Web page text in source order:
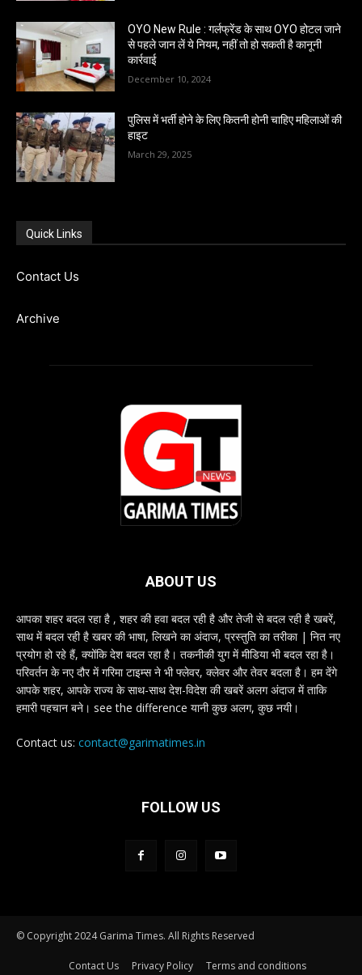
OYO New Rule : गर्लफ्रेंड के साथ OYO होटल जाने
से पहले जान लें ये नियम, नहीं तो हो सकती है कानूनी
कार्रवाई
December 10, 2024
पुलिस में भर्ती होने के लिए कितनी होनी चाहिए महिलाओं की
हाइट
March 29, 2025
Quick Links
Contact Us
Archive
ABOUT US
आपका शहर बदल रहा है , शहर की हवा बदल रही है और तेजी से बदल रही है खबरें,
साथ में बदल रही है खबर की भाषा, लिखने का अंदाज, प्रस्तुति का तरीका | नित नए
प्रयोग हो रहे हैं, क्योंकि देश बदल रहा है। तकनीकी युग में मीडिया भी बदल रहा है।
परिवर्तन के नए दौर में गरिमा टाइम्स ने भी फ्लेवर, क्लेवर और तेवर बदला है। हम देंगे
आपके शहर, आपके राज्य के साथ-साथ देश-विदेश की खबरें अलग अंदाज में ताकि
हमारी पहचान बने। see the difference यानी कुछ अलग, कुछ नयी।
Contact us: contact@garimatimes.in
FOLLOW US
© Copyright 2024 Garima Times. All Rights Reserved
Contact Us Privacy Policy Terms and conditions